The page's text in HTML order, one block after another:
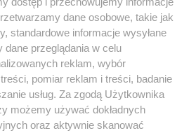
PRYWATNOŚCI HOSTING
RSS FACEBOOK KONTAKT
serwisy
dane osobowe, takie jak
standardowe informacje wysyłane
dane przeglądania w celu
reklam, wybór
pomiar reklam i treści, badanie
usług. Za zgodą Użytkownika
możemy używać dokładnych
oraz aktywnie skanować